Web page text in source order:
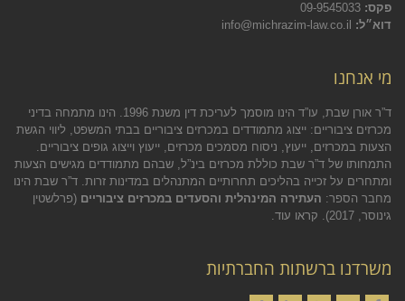
פקס:
דוא״ל:
מי אנחנו
ד”ר אורן שבת, עו”ד הינו מוסמך לעריכת דין משנת 1996. הינו מתמחה בדיני
מכרזים ציבוריים: ייצוג מתמודדים במכרזים ציבוריים בבתי המשפט, ליווי הגשת
הצעות במכרזים, ייעוץ, ניסוח מסמכים מכרזים, ייעוץ וייצוג גופים ציבוריים.
התמחותו של ד”ר שבת כוללת מכרזים בינ”ל, שבהם מתמודדים מגישים הצעות
ומתחרים על זכייה בהליכים תחרותיים המתנהלים במדינות זרות. ד”ר שבת הינו
מחבר הספר: העתירה המינהלית והסעדים במכרזים ציבוריים (פרלשטין
גינוסר, 2017).
קראו עוד.
משרדנו ברשתות החברתיות